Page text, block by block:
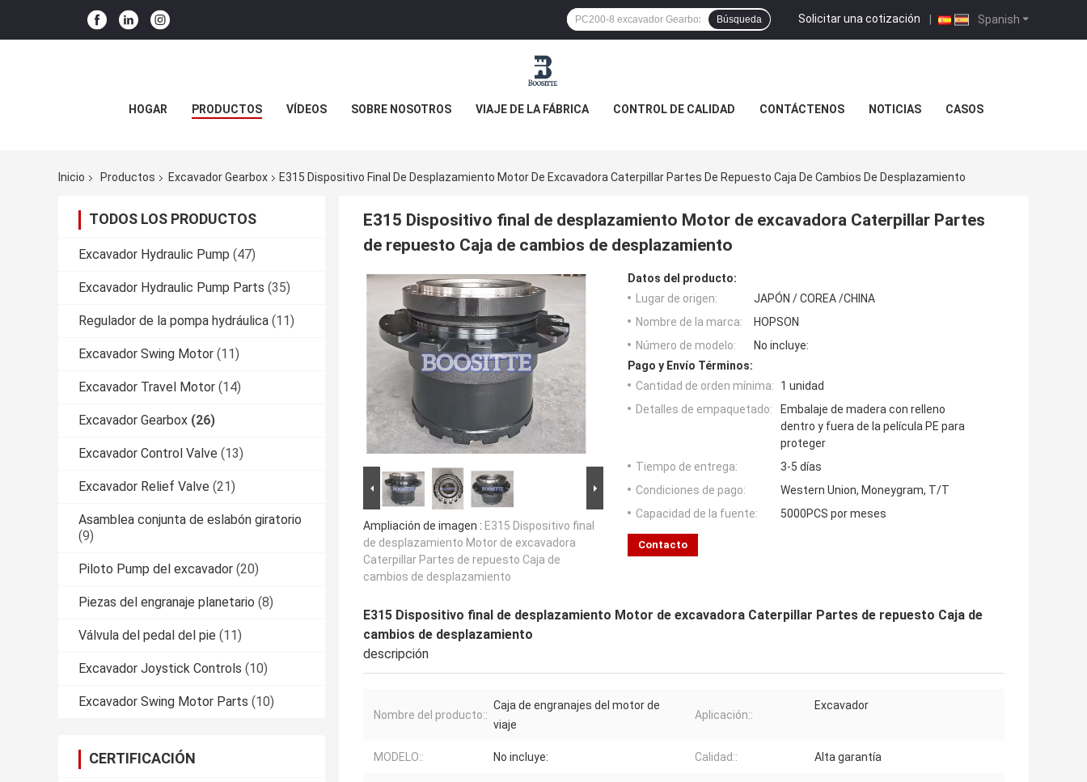
Spanish
Solicitar una cotización |
Búsqueda
HOGAR PRODUCTOS VÍDEOS SOBRE NOSOTROS VIAJE DE LA FÁBRICA CONTROL DE CALIDAD CONTÁCTENOS NOTICIAS CASOS
Inicio Productos Excavador Gearbox E315 Dispositivo Final De Desplazamiento Motor De Excavadora Caterpillar Partes De Repuesto Caja De Cambios De Desplazamiento
TODOS LOS PRODUCTOS
Excavador Hydraulic Pump (47)
Excavador Hydraulic Pump Parts (35)
Regulador de la pompa hydráulica (11)
Excavador Swing Motor (11)
Excavador Travel Motor (14)
Excavador Gearbox (26)
Excavador Control Valve (13)
Excavador Relief Valve (21)
Asamblea conjunta de eslabón giratorio
(9)
Piloto Pump del excavador (20)
Piezas del engranaje planetario (8)
Válvula del pedal del pie (11)
Excavador Joystick Controls (10)
Excavador Swing Motor Parts (10)
CERTIFICACIÓN
E315 Dispositivo final de desplazamiento Motor de excavadora Caterpillar Partes
de repuesto Caja de cambios de desplazamiento
Ampliación de imagen : E315 Dispositivo final
de desplazamiento Motor de excavadora
Caterpillar Partes de repuesto Caja de
cambios de desplazamiento
Datos del producto:
Lugar de origen:
JAPÓN / COREA /CHINA
Nombre de la marca:
HOPSON
Número de modelo:
No incluye:
Pago y Envío Términos:
Cantidad de orden mínima:
1 unidad
Detalles de empaquetado:
Embalaje de madera con relleno
dentro y fuera de la película PE para
proteger
Tiempo de entrega:
3-5 días
Condiciones de pago:
Western Union, Moneygram, T/T
Capacidad de la fuente:
5000PCS por meses
Contacto
E315 Dispositivo final de desplazamiento Motor de excavadora Caterpillar Partes de repuesto Caja de
cambios de desplazamiento
descripción
Nombre del producto::
Caja de engranajes del motor de
viaje
Aplicación::
Excavador
MODELO:: No incluye: Calidad:: Alta garantía